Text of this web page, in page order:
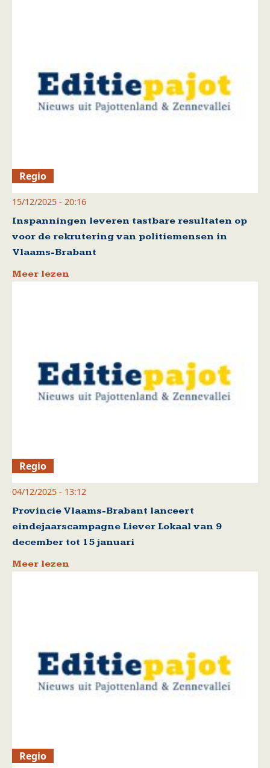
Regio
15/12/2025 - 20:16
Inspanningen leveren tastbare resultaten op
voor de rekrutering van politiemensen in
Vlaams-Brabant
Meer lezen
Regio
04/12/2025 - 13:12
Provincie Vlaams-Brabant lanceert
eindejaarscampagne Liever Lokaal van 9
december tot 15 januari
Meer lezen
Regio